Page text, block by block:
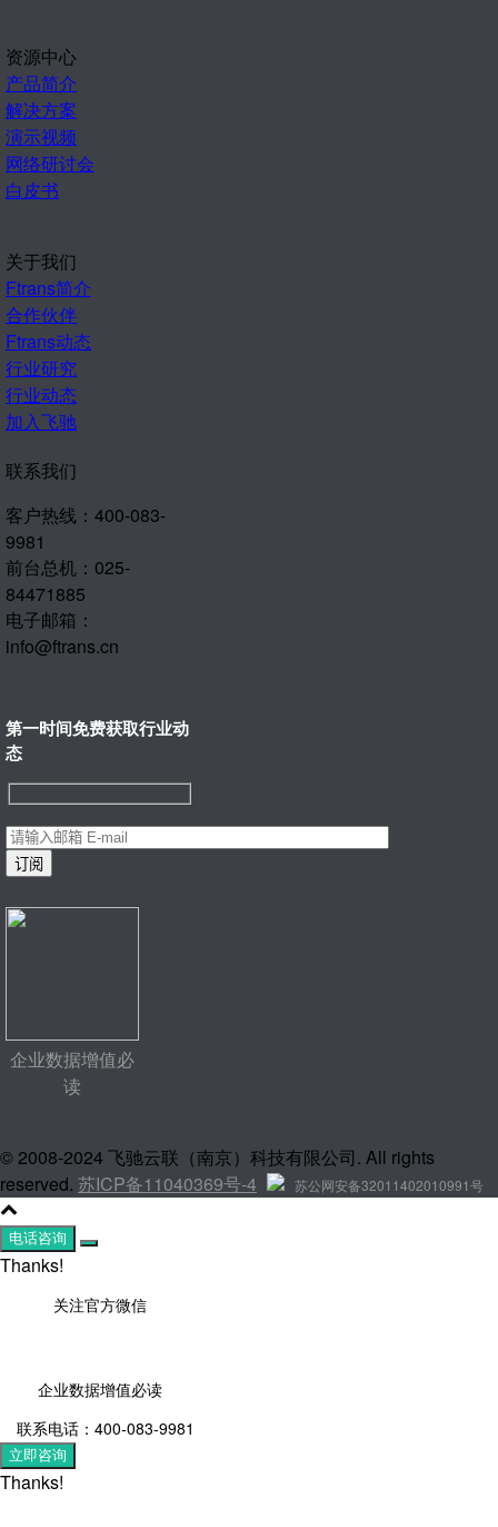
资源中心
产品简介
解决方案
演示视频
网络研讨会
白皮书
关于我们
Ftrans简介
合作伙伴
Ftrans动态
行业研究
行业动态
加入飞驰
联系我们
客户热线：400-083-
9981
前台总机：025-
84471885
电子邮箱：
info@ftrans.cn
第一时间免费获取行业动
态
企业数据增值必
读
© 2008-2024 飞驰云联（南京）科技有限公司. All rights
reserved. 苏ICP备11040369号-4 苏公网安备32011402010991号
电话咨询
Thanks!
关注官方微信
企业数据增值必读
联系电话：400-083-9981
立即咨询
Thanks!